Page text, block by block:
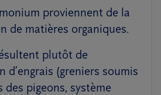
proviennent de la
de matières organiques.
plutôt de
d’engrais (greniers soumis
des pigeons, système